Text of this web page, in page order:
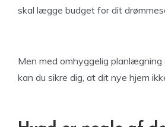
skal lægge budget for dit
Men med omhyggelig planlægning
kan du sikre dig, at dit nye hjem